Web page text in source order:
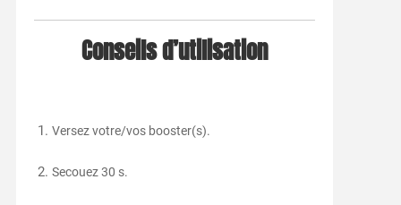
Conseils d’utilisation
Versez votre/vos booster(s).
Secouez 30 s.